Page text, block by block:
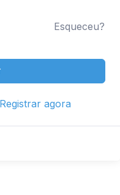
Esqueceu?
Registrar agora